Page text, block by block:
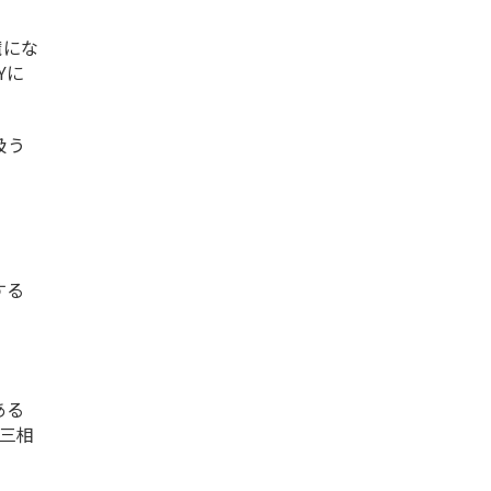
な
に
る
相